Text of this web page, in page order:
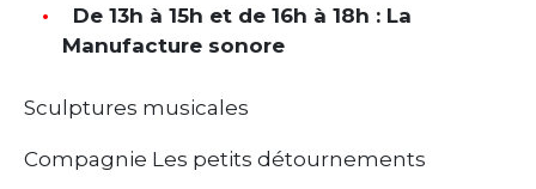
De 13h à 15h et de 16h à 18h : La
Manufacture sonore
Sculptures musicales
Compagnie Les petits détournements